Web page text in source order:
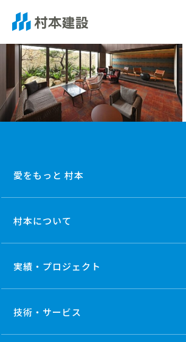
愛をもっと 村本
村本について
実績・プロジェクト
技術・ サービス